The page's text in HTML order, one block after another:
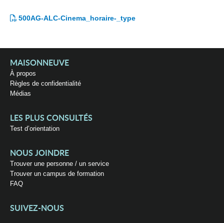
500AG-ALC-Cinema_horaire-_type
MAISONNEUVE
À propos
Règles de confidentialité
Médias
LES PLUS CONSULTÉS
Test d’orientation
NOUS JOINDRE
Trouver une personne / un service
Trouver un campus de formation
FAQ
SUIVEZ-NOUS